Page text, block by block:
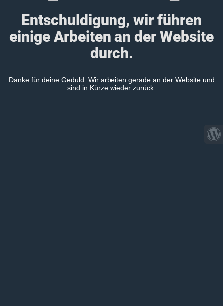
Entschuldigung, wir führen
einige Arbeiten an der Website
durch.
Danke für deine Geduld. Wir arbeiten gerade an der Website und
sind in Kürze wieder zurück.